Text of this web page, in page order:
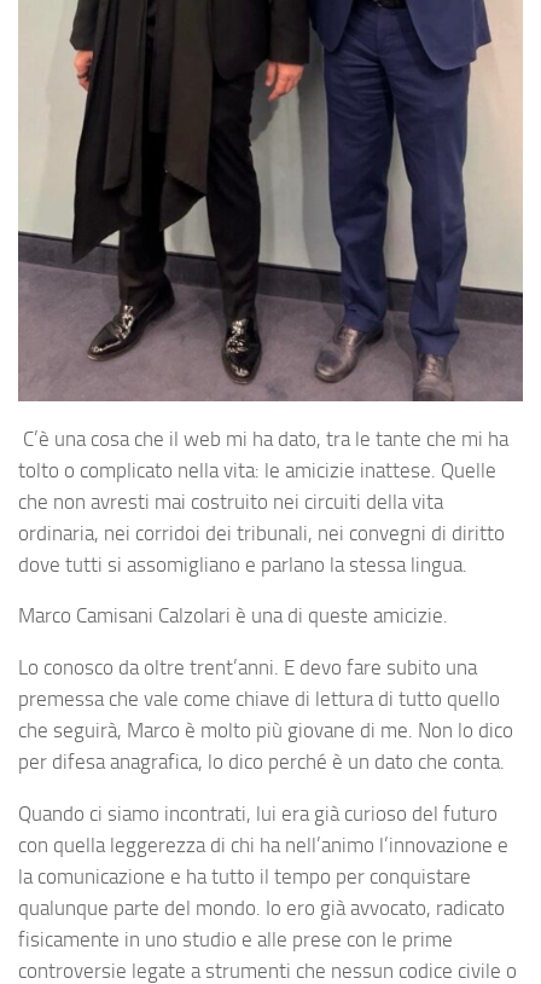
C’è una cosa che il web mi ha dato, tra le tante che mi ha
tolto o complicato nella vita: le amicizie inattese. Quelle
che non avresti mai costruito nei circuiti della vita
ordinaria, nei corridoi dei tribunali, nei convegni di diritto
dove tutti si assomigliano e parlano la stessa lingua.
Marco Camisani Calzolari è una di queste amicizie.
Lo conosco da oltre trent’anni. E devo fare subito una
premessa che vale come chiave di lettura di tutto quello
che seguirà, Marco è molto più giovane di me. Non lo dico
per difesa anagrafica, lo dico perché è un dato che conta.
Quando ci siamo incontrati, lui era già curioso del futuro
con quella leggerezza di chi ha nell’animo l’innovazione e
la comunicazione e ha tutto il tempo per conquistare
qualunque parte del mondo. Io ero già avvocato, radicato
fisicamente in uno studio e alle prese con le prime
controversie legate a strumenti che nessun codice civile o